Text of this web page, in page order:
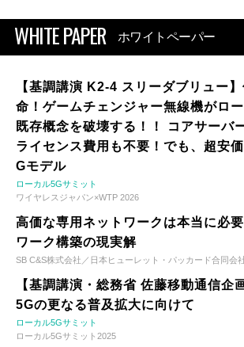
WHITE PAPER ホワイトペーパー
【基調講演 K2-4 スリーダブリュー
命！ゲームチェンジャー無線機がロ
既存概念を破壊する！！ コアサーバ
ライセンス費用も不要！でも、超安
Gモデル
ローカル5Gサミット
ワイヤレスジャパン×WTP 2026
高価な専用ネットワークは本当に必
ワーク構築の現実解
SB C&S株式会社／日本ヒューレット・パッカード合同会
【基調講演・総務省 佐藤移動通信企
5Gの更なる普及拡大に向けて
ローカル5Gサミット
ローカル5Gサミット2025